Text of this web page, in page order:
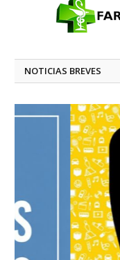
NOTICIAS BREVES